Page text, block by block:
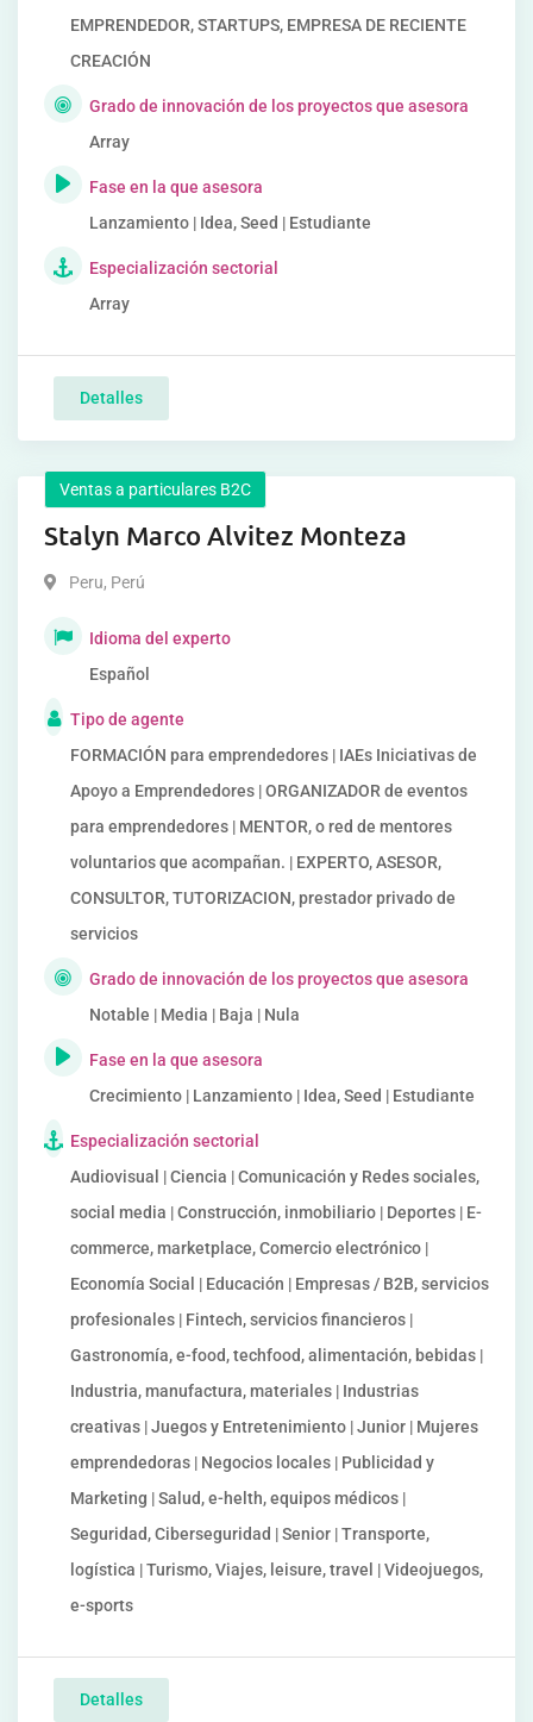
EMPRENDEDOR, STARTUPS, EMPRESA DE RECIENTE
CREACIÓN
Grado de innovación de los proyectos que asesora
Array
Fase en la que asesora
Lanzamiento | Idea, Seed | Estudiante
Especialización sectorial
Array
Detalles
Ventas a particulares B2C
Stalyn Marco Alvitez Monteza
Peru, Perú
Idioma del experto
Español
Tipo de agente
FORMACIÓN para emprendedores | IAEs Iniciativas de
Apoyo a Emprendedores | ORGANIZADOR de eventos
para emprendedores | MENTOR, o red de mentores
voluntarios que acompañan. | EXPERTO, ASESOR,
CONSULTOR, TUTORIZACION, prestador privado de
servicios
Grado de innovación de los proyectos que asesora
Notable | Media | Baja | Nula
Fase en la que asesora
Crecimiento | Lanzamiento | Idea, Seed | Estudiante
Especialización sectorial
Audiovisual | Ciencia | Comunicación y Redes sociales,
social media | Construcción, inmobiliario | Deportes | E-
commerce, marketplace, Comercio electrónico |
Economía Social | Educación | Empresas / B2B, servicios
profesionales | Fintech, servicios financieros |
Gastronomía, e-food, techfood, alimentación, bebidas |
Industria, manufactura, materiales | Industrias
creativas | Juegos y Entretenimiento | Junior | Mujeres
emprendedoras | Negocios locales | Publicidad y
Marketing | Salud, e-helth, equipos médicos |
Seguridad, Ciberseguridad | Senior | Transporte,
logística | Turismo, Viajes, leisure, travel | Videojuegos,
e-sports
Detalles